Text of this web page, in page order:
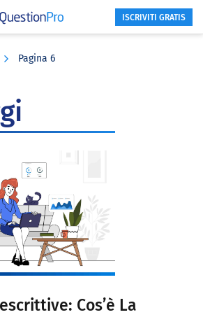
ISCRIVITI GRATIS
Pagina 6
Cos’è La